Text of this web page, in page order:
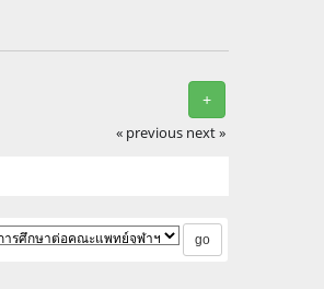
+
« previous next »